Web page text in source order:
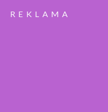
REKLAMA